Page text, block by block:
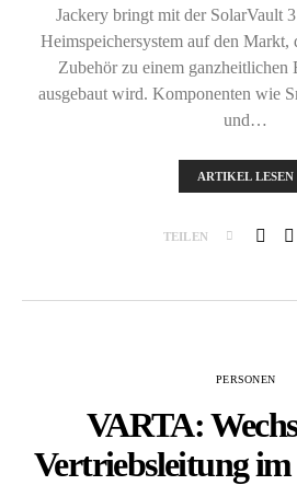
Jackery bringt mit der SolarVault
Heimspeichersystem auf den Markt,
Zubehör zu einem ganzheitlichen
ausgebaut wird. Komponenten wie
und…
ARTIKEL LESEN
TEILEN
PERSONEN
VARTA:
Vertriebsleitung